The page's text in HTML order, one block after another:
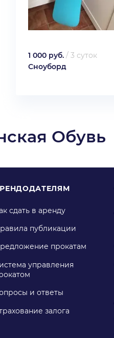
1 000 руб. / 3 суток
Сноуборд
Обувь
сдать в аренду
публикации
прокатам
управления
и ответы
залога